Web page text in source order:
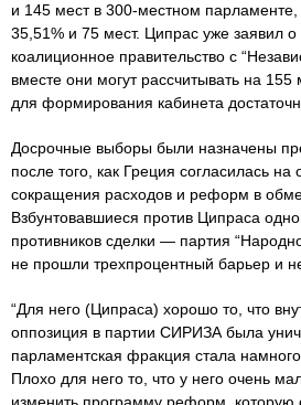
и 145 мест в 300-местном
35,51% и 75 мест. Ципрас уже заявил
коалиционное правительство с
вместе они могут рассчитывать на 155
для формирования кабинета
Досрочные выборы были назначены
после того, как Греция согласилась
сокращения расходов и реформ в
Взбунтовавшиеся против Ципраса
противников сделки — партия
не прошли трехпроцентный барьер и
“Для него (Ципраса) хорошо то, что
оппозиция в партии СИРИЗА была
парламентская фракция стала
Плохо для него то, что у него очень